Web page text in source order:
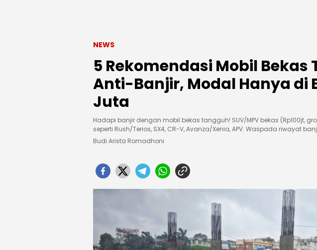
NEWS
5 Rekomendasi Mobil Bekas
Anti-Banjir, Modal Hanya di
Juta
Hadapi banjir dengan mobil bekas tangguh! SUV/MPV bekas (Rp100jt,
seperti Rush/Terios, SX4, CR-V, Avanza/Xenia, APV. Waspada riwayat
Budi Arista Romadhoni